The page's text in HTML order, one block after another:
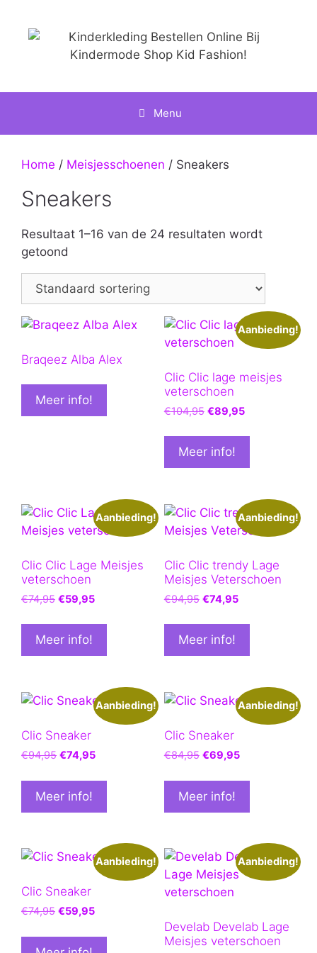
Menu
Home / Meisjesschoenen / Sneakers
Sneakers
Resultaat 1–16 van de 24 resultaten wordt
getoond
Braqeez Alba Alex
Meer info!
Aanbieding!
Clic Clic lage meisjes
veterschoen
€104,95 Oorspronkelijke
was:
€104,95.
€89,95Huidige
is:
Meer info!
Aanbieding!
Clic Clic Lage Meisjes
veterschoen
€74,95 Oorspronkelijke
was:
€74,95.
€59,95Huidige
is:
Meer info!
Aanbieding!
Clic Clic trendy Lage
Meisjes Veterschoen
€94,95 Oorspronkelijke
was:
€94,95.
€74,95Huidige
is:
Meer info!
Aanbieding!
Clic Sneaker
€94,95 Oorspronkelijke
was:
€94,95.
€74,95Huidige
is:
Meer info!
Aanbieding!
Clic Sneaker
€84,95 Oorspronkelijke
was:
€84,95.
€69,95Huidige
is:
Meer info!
Aanbieding!
Clic Sneaker
€74,95 Oorspronkelijke
was:
€59,95Huidige
is:
Aanbieding!
Develab Develab Lage
Meisjes veterschoen